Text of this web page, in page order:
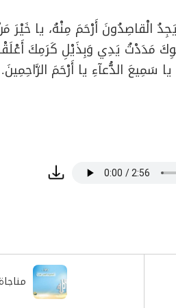
الْقاصِدُونَ أَرْحَمَ مِنْهُ، يا خَيْرَ
مَدَدْتُ يَدِي وَبِذَيْلِ كَرَمِكَ
سَمِيعَ الدُّعآءِ يا أَرْحَمَ الرَّاحِمِينَ.